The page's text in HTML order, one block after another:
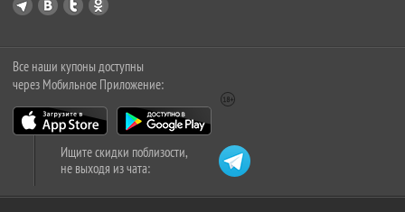
Все наши купоны доступны
через Мобильное Приложение:
Ищите скидки поблизости,
не выходя из чата: